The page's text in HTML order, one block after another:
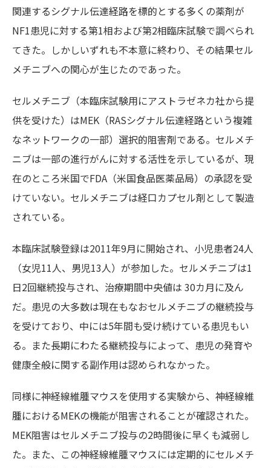
関連するシグナル伝達経路を標的とする多くの薬剤が
NF1患児に対する第1相および第2相臨床試験で調べられ
てきた。しかしいずれも不本意に終わり、その結果セル
メチニブへの関心が生じたのであった。
セルメチニブ（本臨床試験用にアストラゼネカ社から提
供を受けた）はMEK（RASシグナル伝達経路という複雑
なネットワークの一部）選択的阻害剤である。セルメチ
ニブは一部の進行がんに対する活性を示しているが、現
在のところ米国でFDA（米国食品医薬品局）の承認を受
けていない。セルメチニブは経口カプセル剤として製造
されている。
本臨床試験登録は2011年9月に開始され、小児患者24人
（女児11人、男児13人）が参加した。セルメチニブは1
日2回継続投与され、治療期間中央値は 30カ月に及ん
だ。患児の大多数は現在もなおセルメチニブの継続投与
を受けており、中には5年間も受け続けている患児もい
る。また長期にわたる継続投与によって、患児の発育や
健康全般に関する副作用は認められなかった。
同様に神経線維腫マウスを使用する実験から、神経線維
腫におけるMEKの機能が阻害されることが確認された。
MEK阻害はセルメチニブ投与の2時間後に早くも減弱し
た。また、この神経線維腫マウスには定期的にセルメチ